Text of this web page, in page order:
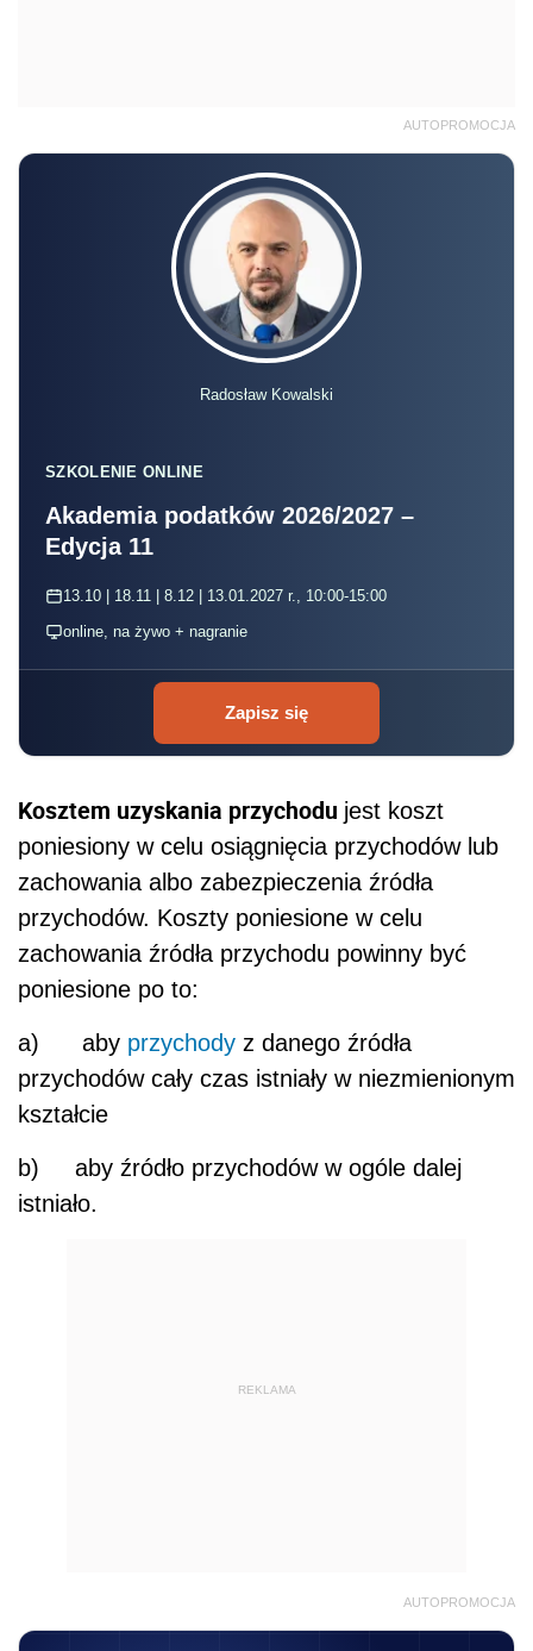
AUTOPROMOCJA
Radosław Kowalski
SZKOLENIE ONLINE
Akademia podatków 2026/2027 –
Edycja 11
13.10 | 18.11 | 8.12 | 13.01.2027 r., 10:00-15:00
online, na żywo + nagranie
Zapisz się
Kosztem uzyskania przychodu jest koszt
poniesiony w celu osiągnięcia przychodów lub
zachowania albo zabezpieczenia źródła
przychodów. Koszty poniesione w celu
zachowania źródła przychodu powinny być
poniesione po to:
a) aby przychody z danego źródła
przychodów cały czas istniały w niezmienionym
kształcie
b) aby źródło przychodów w ogóle dalej
istniało.
REKLAMA
AUTOPROMOCJA